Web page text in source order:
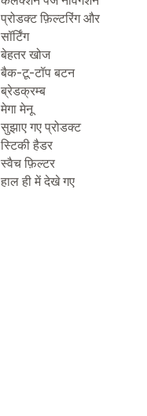
प्रोडक्ट फ़िल्टरिंग और
सॉर्टिंग
बेहतर खोज
बैक-टू-टॉप बटन
ब्रेडक्रम्ब
मेगा मेनू
सुझाए गए प्रोडक्ट
स्टिकी हैडर
स्वैच फ़िल्टर
हाल ही में देखे गए